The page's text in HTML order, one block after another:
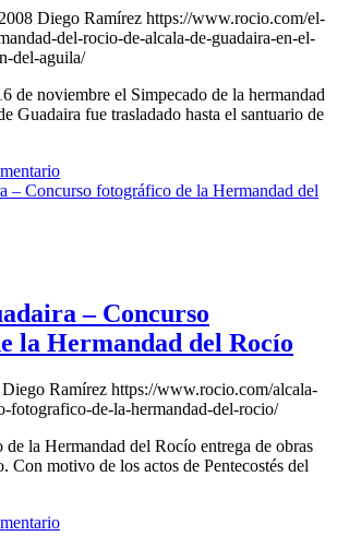
Diego Ramírez https://www.rocio.com/el-
del-rocio-de-alcala-de-guadaira-en-el-
del-aguila/
de noviembre el Simpecado de la hermandad
Guadaira fue trasladado hasta el santuario de
– Concurso
la Hermandad del Rocío
Diego Ramírez https://www.rocio.com/alcala-
fotografico-de-la-hermandad-del-rocio/
la Hermandad del Rocío entrega de obras
Con motivo de los actos de Pentecostés del